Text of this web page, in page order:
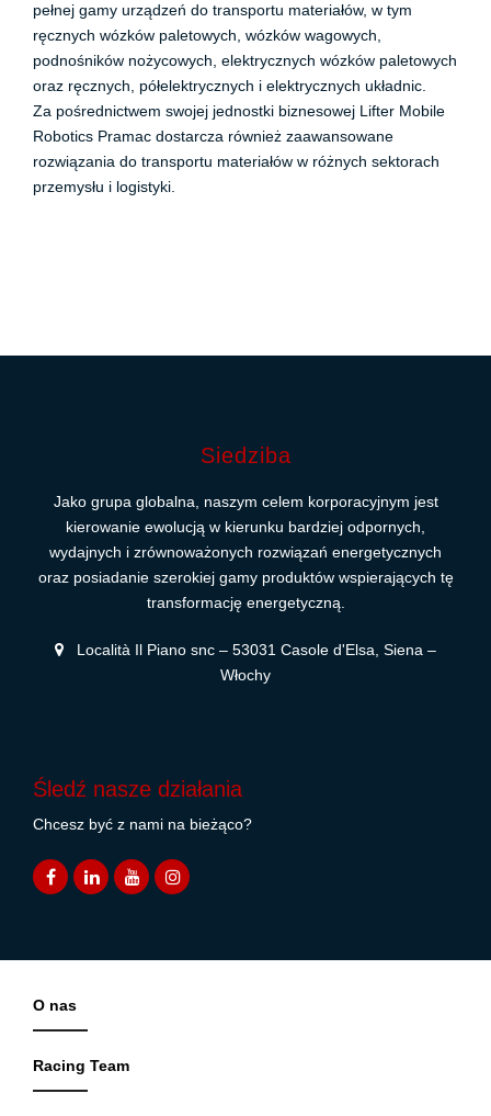
pełnej gamy urządzeń do transportu materiałów, w tym
ręcznych wózków paletowych, wózków wagowych,
podnośników nożycowych, elektrycznych wózków paletowych
oraz ręcznych, półelektrycznych i elektrycznych układnic.
Za pośrednictwem swojej jednostki biznesowej Lifter Mobile
Robotics Pramac dostarcza również zaawansowane
rozwiązania do transportu materiałów w różnych sektorach
przemysłu i logistyki.
Siedziba
Jako grupa globalna, naszym celem korporacyjnym jest
kierowanie ewolucją w kierunku bardziej odpornych,
wydajnych i zrównoważonych rozwiązań energetycznych
oraz posiadanie szerokiej gamy produktów wspierających tę
transformację energetyczną.
Località Il Piano snc – 53031 Casole d'Elsa, Siena –
Włochy
Śledź nasze działania
Chcesz być z nami na bieżąco?
O nas
Racing Team